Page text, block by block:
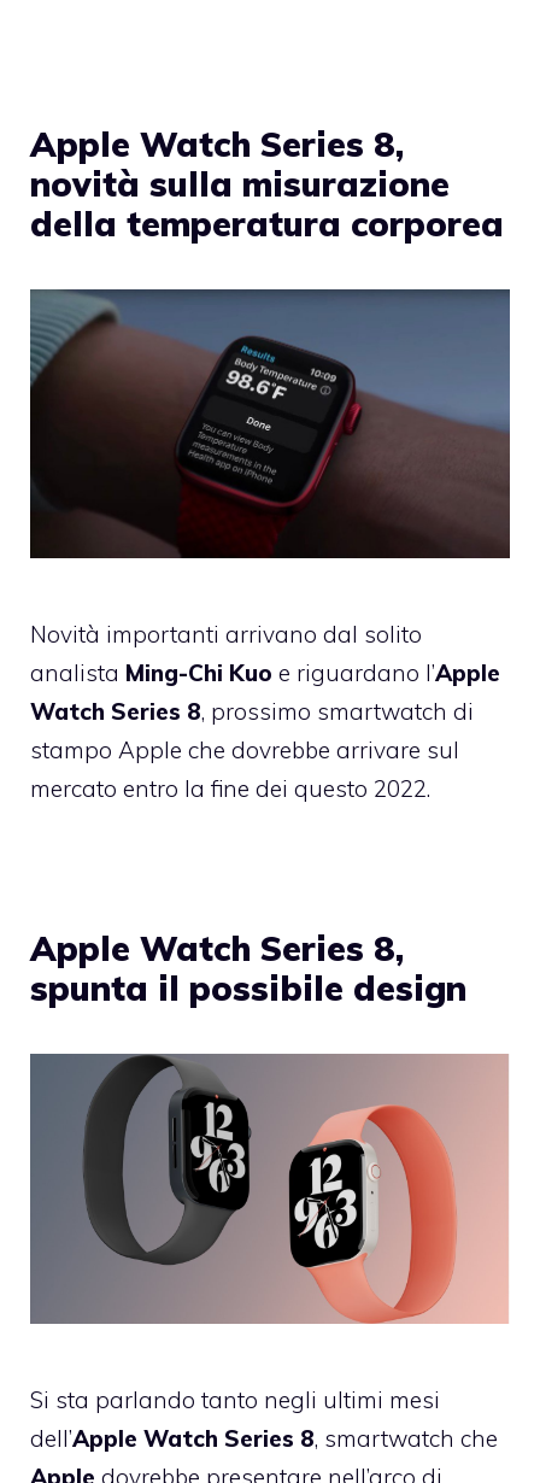
Apple Watch Series 8,
novità sulla misurazione
della temperatura corporea
Novità importanti arrivano dal solito
analista Ming-Chi Kuo e riguardano l’Apple
Watch Series 8, prossimo smartwatch di
stampo Apple che dovrebbe arrivare sul
mercato entro la fine dei questo 2022.
Apple Watch Series 8,
spunta il possibile design
Si sta parlando tanto negli ultimi mesi
dell’Apple Watch Series 8, smartwatch che
Apple dovrebbe presentare nell’arco di